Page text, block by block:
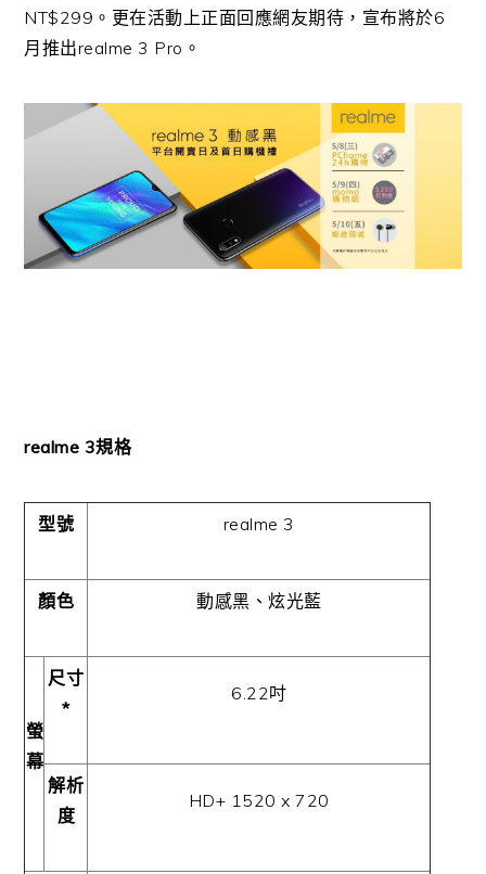
NT$299。更在活動上正面回應網友期待，宣布將於6
月推出realme 3 Pro。
realme 3規格
型號 realme 3
顏色 動感黑、炫光藍
螢
幕
尺寸
*
6.22吋
解析
度
HD+ 1520 x 720